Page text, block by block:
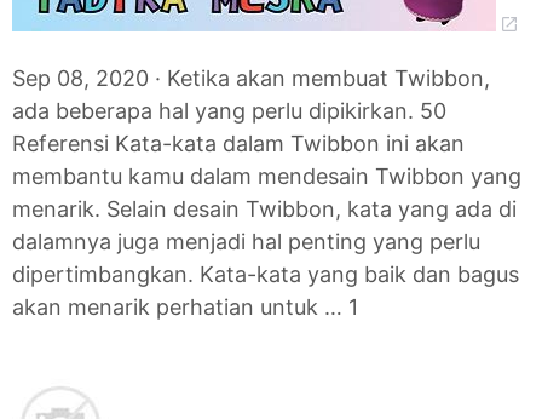
Sep 08, 2020 · Ketika akan membuat Twibbon,
ada beberapa hal yang perlu dipikirkan. 50
Referensi Kata-kata dalam Twibbon ini akan
membantu kamu dalam mendesain Twibbon yang
menarik. Selain desain Twibbon, kata yang ada di
dalamnya juga menjadi hal penting yang perlu
dipertimbangkan. Kata-kata yang baik dan bagus
akan menarik perhatian untuk … 1